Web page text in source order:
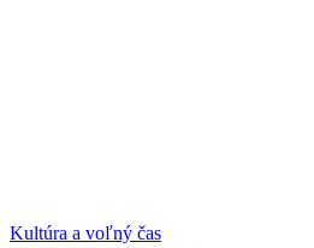
Kultúra a voľný čas